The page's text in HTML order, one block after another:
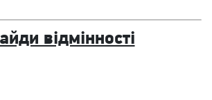
відмінності